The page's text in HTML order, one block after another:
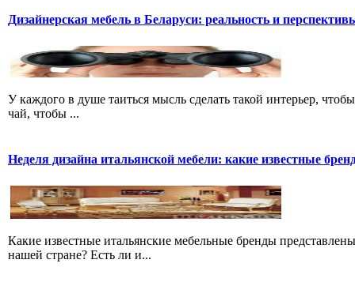
Дизайнерская мебель в Беларуси: реальность и
У каждого в душе таиться мысль сделать такой интерьер,
чай, чтобы ...
Неделя дизайна итальянской мебели: какие известные
Какие известные итальянские мебельные бренды
нашей стране? Есть ли и...